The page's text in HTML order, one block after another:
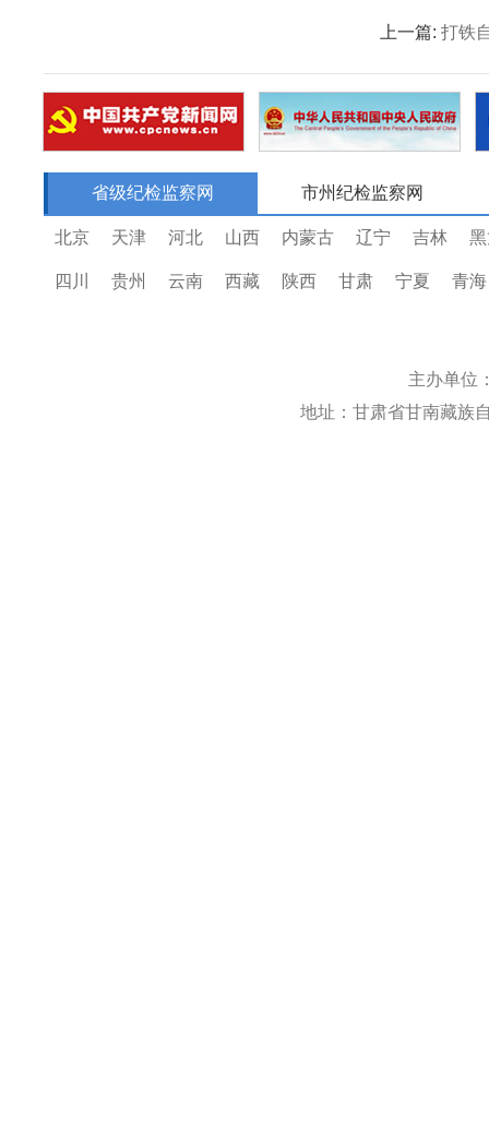
上一篇: 打铁
省级纪检监察网 市州纪检监察网
北京 天津 河北 山西 内蒙古 辽宁 吉林
四川 贵州 云南 西藏 陕西 甘肃 宁夏 青海
主办单位
地址：甘肃省甘南藏族